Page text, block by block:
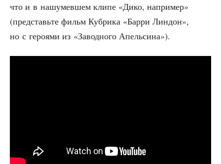
что и в нашу­мев­шем кли­пе «Дико, напри­мер»
(пред­ставь­те фильм Куб­ри­ка «Бар­ри Лин­дон»,
но с геро­я­ми из «Завод­но­го Апельсина»).